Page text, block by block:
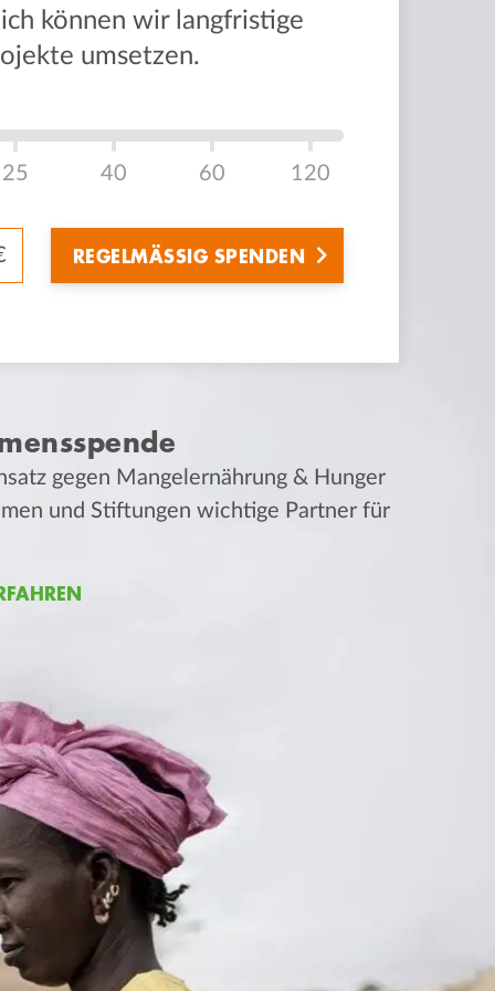
können wir langfristige
umsetzen.
25 40 60 120
REGELMÄSSIG SPENDEN
gegen Mangelernährung & Hunger
und Stiftungen wichtige Partner für